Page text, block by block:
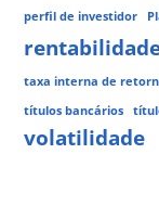
perfil de investidor
taxa interna de
títulos bancários
volatilidade